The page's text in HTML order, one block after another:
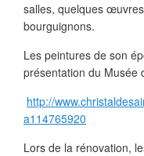
salles, quelques
bourguignons.
Les peintures de son
présentation du Musée
http://
a114765920
Lors de la rénovation,